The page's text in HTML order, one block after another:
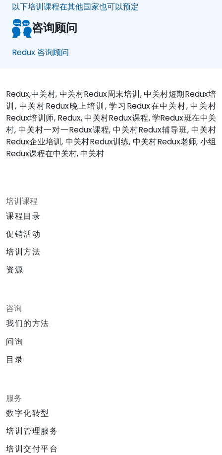
以下培训课程在其他国家也可以预定
咨询顾问
Redux 咨询顾问
Redux,中关村, 中关村Redux周末培训, 中关村短期Redux培
训, 中关村Redux晚上培训, 学习Redux在中关村, 中关村
Redux培训师, Redux, 中关村Redux课程, 学Redux班在中关
村, 中关村一对一Redux课程, 中关村Redux辅导班, 中关村
Redux企业培训, 中关村Redux训练, 中关村Redux老师, 小组
Redux课程在中关村, 中关村
培训课程
课程目录
促销活动
培训方法
资源
咨询
我们的方法
问询
目录
服务
数字化转型
培训管理服务
培训交付平台